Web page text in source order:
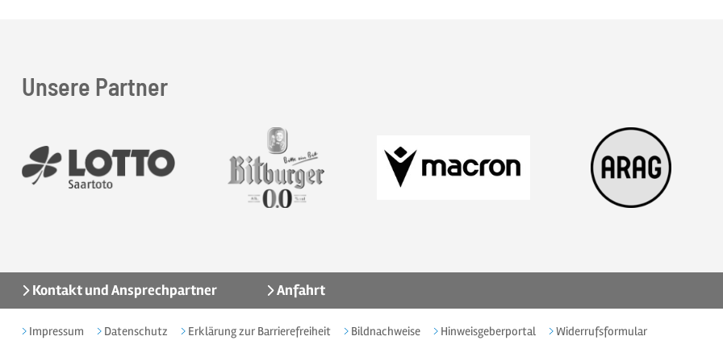
Unsere Partner
Kontakt und Ansprechpartner Anfahrt
Impressum Datenschutz Erklärung zur Barrierefreiheit Bildnachweise Hinweisgeberportal Widerrufsformular